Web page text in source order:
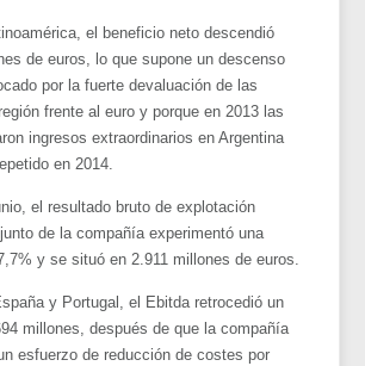
el beneficio neto descendió
de euros, lo que supone un descenso
por la fuerte devaluación de las
frente al euro y porque en 2013 las
ingresos extraordinarios en Argentina
en 2014.
el resultado bruto de explotación
de la compañía experimentó una
y se situó en 2.911 millones de euros.
y Portugal, el Ebitda retrocedió un
millones, después de que la compañía
esfuerzo de reducción de costes por